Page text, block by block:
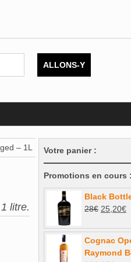
ALLONS-Y
– 1L
litre.
Votre panier :
Promotions en cours :
Black
28€ Le
initial
était :
28€.
25,20€Le
Cognac
Raymond